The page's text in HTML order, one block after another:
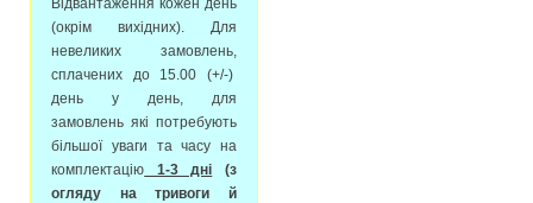
(окрім вихідних). Для
невеликих замовлень,
сплачених до 15.00 (+/-)
день у день, для
замовлень які потребують
більшої уваги та часу на
комплектацію 1-3 дні (з
огляду на тривоги й